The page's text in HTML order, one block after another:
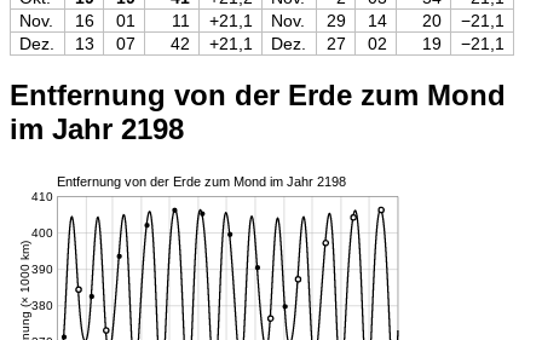
Nov.
16 01 11 +21,1 Nov. 29 14 20
−21,1
Dez.
13 07 42 +21,1 Dez. 27 02 19 −21,1
Entfernung von der Erde zum Mond
im Jahr 2198